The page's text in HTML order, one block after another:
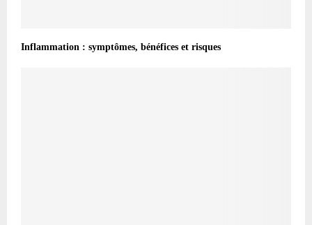
Inflammation : symptômes, bénéfices et risques